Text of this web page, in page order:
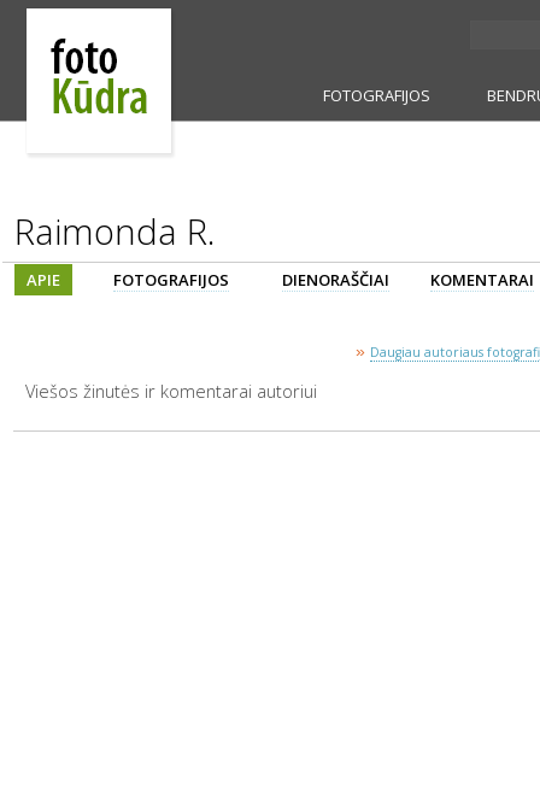
FOTOGRAFIJOS
Raimonda R.
APIE FOTOGRAFIJOS DIENORAŠČIAI KOMENTARAI
» Daugiau autoriaus
Viešos žinutės ir komentarai autoriui